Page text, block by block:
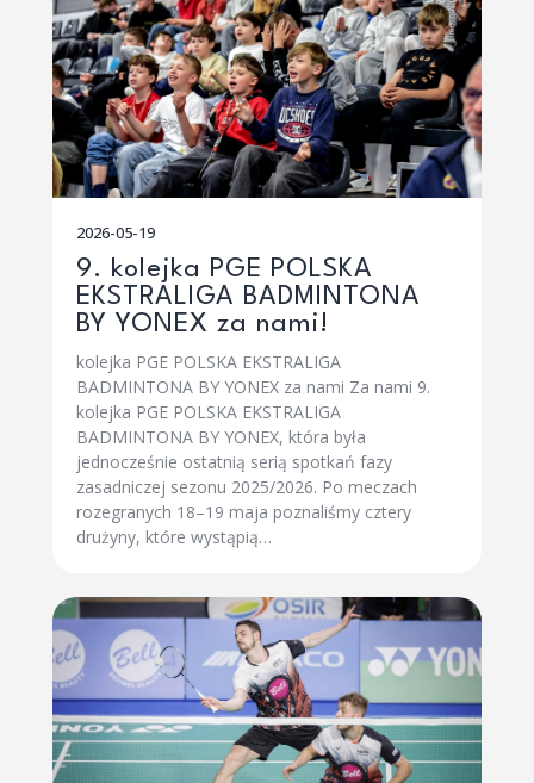
2026-05-19
9. kolejka PGE POLSKA
EKSTRALIGA BADMINTONA
BY YONEX za nami!
kolejka PGE POLSKA EKSTRALIGA
BADMINTONA BY YONEX za nami Za nami 9.
kolejka PGE POLSKA EKSTRALIGA
BADMINTONA BY YONEX, która była
jednocześnie ostatnią serią spotkań fazy
zasadniczej sezonu 2025/2026. Po meczach
rozegranych 18–19 maja poznaliśmy cztery
drużyny, które wystąpią…